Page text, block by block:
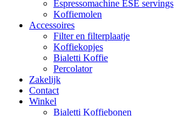
Espressomachine ESE servings
Koffiemolen
Accessoires
Filter en filterplaatje
Koffiekopjes
Bialetti Koffie
Percolator
Zakelijk
Contact
Winkel
Bialetti Koffiebonen